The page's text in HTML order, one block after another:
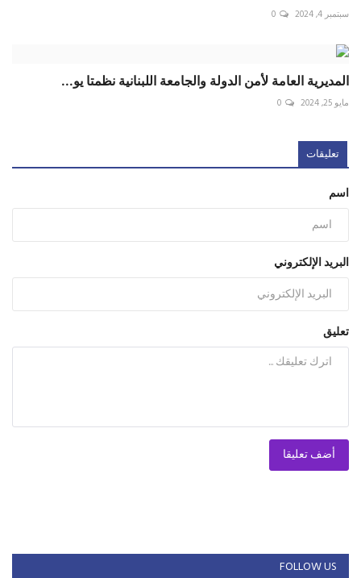
سبتمبر 4, 2024 0
المديرية العامة لأمن الدولة والجامعة اللبنانية نظمتا يو...
مايو 25, 2024 0
تعليقات
اسم
البريد الإلكتروني
تعليق
أضف تعليقا
FOLLOW US